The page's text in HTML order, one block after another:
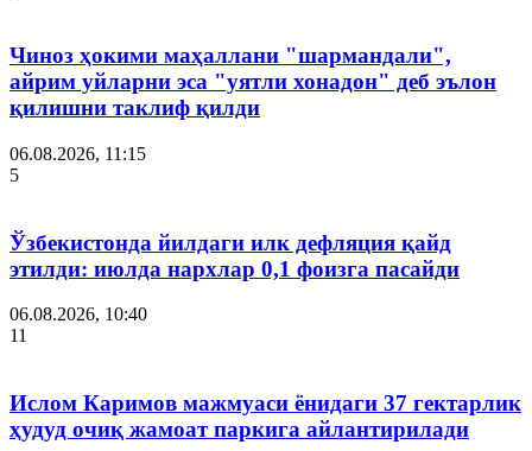
Чиноз ҳокими маҳаллани "шармандали",
айрим уйларни эса "уятли хонадон" деб эълон
қилишни таклиф қилди
06.08.2026, 11:15
5
Ўзбекистонда йилдаги илк дефляция қайд
этилди: июлда нархлар 0,1 фоизга пасайди
06.08.2026, 10:40
11
Ислом Каримов мажмуаси ёнидаги 37 гектарлик
ҳудуд очиқ жамоат паркига айлантирилади